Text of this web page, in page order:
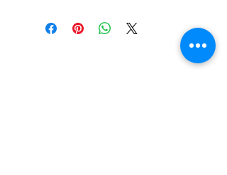
Daños de fatiga de material. En caso